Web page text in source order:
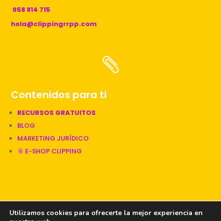
958 814 715
hola@clippingrrpp.com

Contenidos para ti
RECURSOS GRATUITOS
BLOG
MARKETING JURÍDICO
📎 E-SHOP CLIPPING
📎 Una web diseñada por Clipping
Utilizamos cookies para ofrecerte la mejor experiencia en